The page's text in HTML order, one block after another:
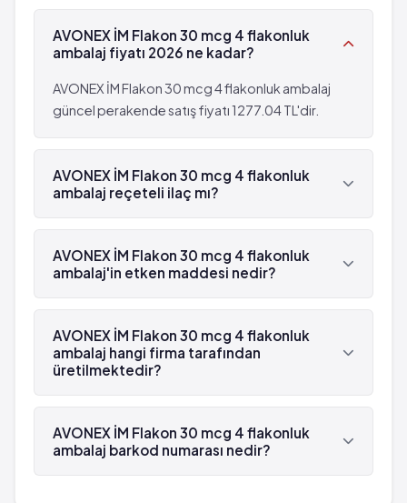
AVONEX İM Flakon 30 mcg 4 flakonluk
ambalaj fiyatı 2026 ne kadar?
AVONEX İM Flakon 30 mcg 4 flakonluk ambalaj
güncel perakende satış fiyatı 1277.04 TL'dir.
AVONEX İM Flakon 30 mcg 4 flakonluk
ambalaj reçeteli ilaç mı?
Evet, AVONEX İM Flakon 30 mcg 4 flakonluk
ambalaj beyaz reçetelidir.
AVONEX İM Flakon 30 mcg 4 flakonluk
ambalaj'in etken maddesi nedir?
AVONEX İM Flakon 30 mcg 4 flakonluk ambalaj'in
etken maddesi İnterferon beta-1a 'dür.
AVONEX İM Flakon 30 mcg 4 flakonluk
ambalaj hangi firma tarafından
üretilmektedir?
AVONEX İM Flakon 30 mcg 4 flakonluk ambalaj ,
Gen İlaç tarafından üretilmektedir.
AVONEX İM Flakon 30 mcg 4 flakonluk
ambalaj barkod numarası nedir?